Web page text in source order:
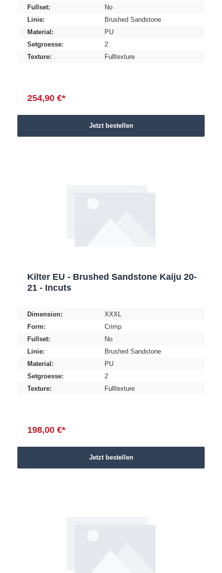
Fullset:
No
Linie:
Brushed Sandstone
Material:
PU
Setgroesse:
2
Texture:
Fulltexture
254,90 €*
Jetzt bestellen
Kilter EU - Brushed Sandstone Kaiju 20-
21 - Incuts
Dimension:
XXXL
Form:
Crimp
Fullset:
No
Linie:
Brushed Sandstone
Material:
PU
Setgroesse:
2
Texture:
Fulltexture
198,00 €*
Jetzt bestellen